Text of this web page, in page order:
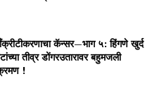
कॅन्सर—भाग ५: हिंगणे खुर्द
तीव्र डोंगरउतारावर बहुमजली
!